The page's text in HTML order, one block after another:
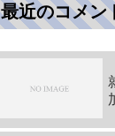
最近のコメン